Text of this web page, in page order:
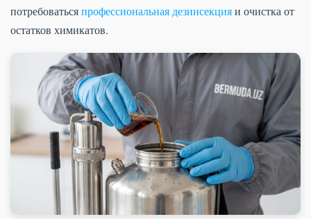
потребоватьсяпрофессиональная дезинсекцияи очистка от
остатков химикатов.